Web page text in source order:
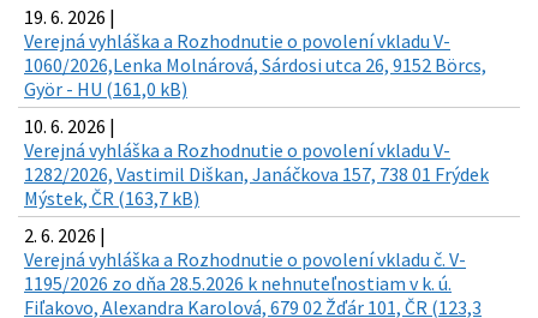
19. 6. 2026 |
Verejná vyhláška a Rozhodnutie o povolení vkladu V-
1060/2026,Lenka Molnárová, Sárdosi utca 26, 9152 Börcs,
Györ - HU (161,0 kB)
10. 6. 2026 |
Verejná vyhláška a Rozhodnutie o povolení vkladu V-
1282/2026, Vastimil Diškan, Janáčkova 157, 738 01 Frýdek
Mýstek, ČR (163,7 kB)
2. 6. 2026 |
Verejná vyhláška a Rozhodnutie o povolení vkladu č. V-
1195/2026 zo dňa 28.5.2026 k nehnuteľnostiam v k. ú.
Fiľakovo, Alexandra Karolová, 679 02 Žďár 101, ČR (123,3